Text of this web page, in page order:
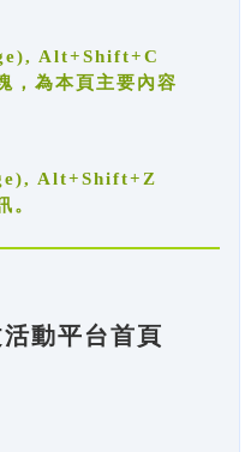
Alt+Shift+C
為本頁主要內容
Alt+Shift+Z
。
動平台首頁